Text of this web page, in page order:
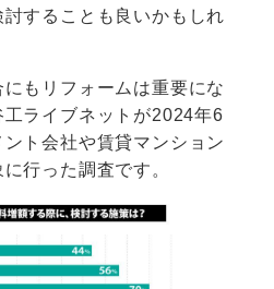
することも良いかもしれ
もリフォームは重要にな
工ライブネットが2024年6
ト会社や賃貸マンション
行った調査です。